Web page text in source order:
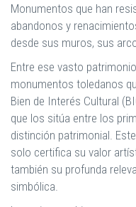
Monumentos que han
abandonos y
desde sus muros, sus
Entre ese vasto
monumentos toledanos
Bien de Interés Cultural
que los sitúa entre los
distinción patrimonial.
solo certifica su valor
también su profunda
simbólica.